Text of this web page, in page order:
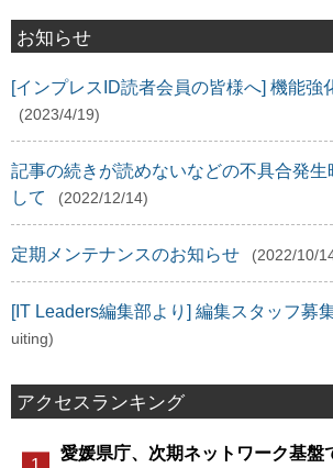
お知らせ
[インプレスID読者会員の皆様へ] 機能強
(2023/4/19)
記事の続きが読めないなどの不具合発生
して
(2022/12/14)
定期メンテナンスのお知らせ (2022/10/
[IT Leaders編集部より] 編集スタッフ募
uiting)
アクセスランキング
愛媛県庁、次期ネットワーク基盤